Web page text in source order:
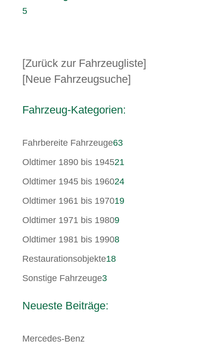
5
[Zurück zur Fahrzeugliste]
[Neue Fahrzeugsuche]
Fahrzeug-Kategorien:
Fahrbereite Fahrzeuge6363
Produkte
Oldtimer 1890 bis 194521
Oldtimer 1945 bis 19602424
Oldtimer 1961 bis 19701919
Oldtimer 1971 bis 198099
Oldtimer 1981 bis 199088
Restaurationsobjekte1818
Sonstige Fahrzeuge33
Neueste Beiträge:
Mercedes-Benz